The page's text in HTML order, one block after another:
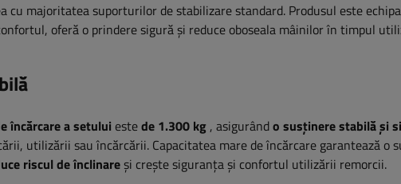
cu majoritatea suporturilor de stabilizare standard. Produsul este
oferă o prindere sigură și reduce oboseala mâinilor în timpul
încărcare a setului estede 1.300 kg, asigurândo susținere stabilă și
utilizării sau încărcării. Capacitatea mare de încărcare garantează o
riscul de înclinareși crește siguranța și confortul utilizării remorcii.